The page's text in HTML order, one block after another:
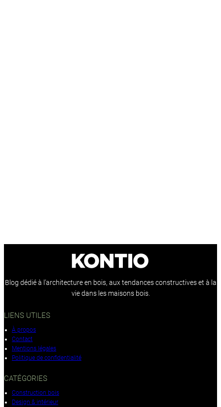
Blog dédié à l’architecture en bois, aux tendances constructives et à la
vie dans les maisons bois.
LIENS UTILES
À propos
Contact
Mentions légales
Politique de confidentialité
CATÉGORIES
Construction bois
Design & intérieur